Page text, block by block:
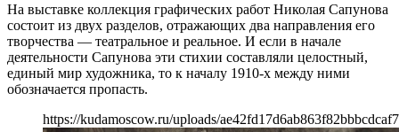
На выставке коллекция графических работ Николая Сапунова
состоит из двух разделов, отражающих два направления его
творчества — театральное и реальное. И если в начале
деятельности Сапунова эти стихии составляли целостный,
единый мир художника, то к началу 1910‑х между ними
обозначается пропасть.
https://kudamoscow.ru/uploads/